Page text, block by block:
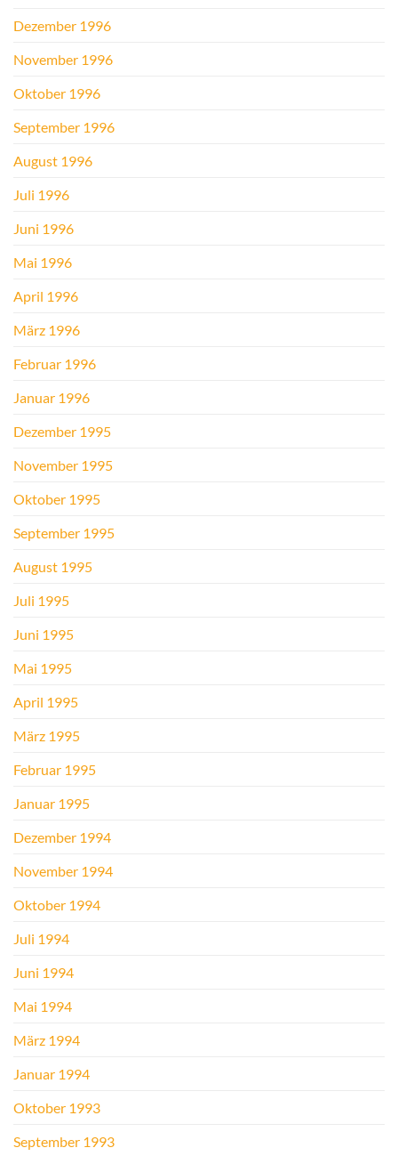
Dezember 1996
November 1996
Oktober 1996
September 1996
August 1996
Juli 1996
Juni 1996
Mai 1996
April 1996
März 1996
Februar 1996
Januar 1996
Dezember 1995
November 1995
Oktober 1995
September 1995
August 1995
Juli 1995
Juni 1995
Mai 1995
April 1995
März 1995
Februar 1995
Januar 1995
Dezember 1994
November 1994
Oktober 1994
Juli 1994
Juni 1994
Mai 1994
März 1994
Januar 1994
Oktober 1993
September 1993